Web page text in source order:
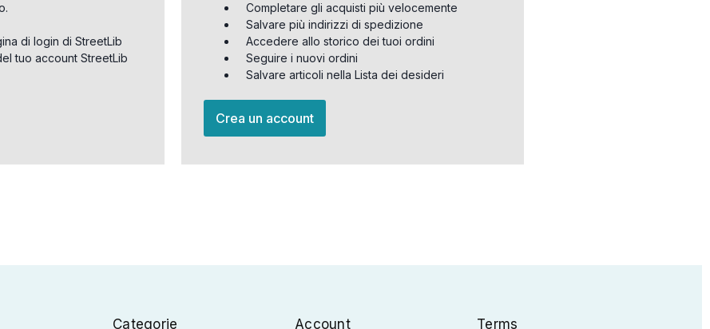
di login di StreetLib
tuo account StreetLib
Completare gli acquisti più velocemente
Salvare più indirizzi di spedizione
Accedere allo storico dei tuoi ordini
Seguire i nuovi ordini
Salvare articoli nella Lista dei desideri
Crea un account
Categorie Account Terms